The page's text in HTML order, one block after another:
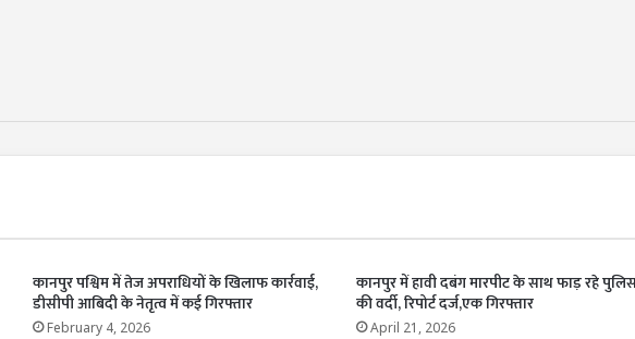
कानपुर पश्विम में तेज अपराधियों के खिलाफ कार्रवाई,
डीसीपी आबिदी के नेतृत्व में कई गिरफ्तार
February 4, 2026
कानपुर में हावी दबंग मारपीट के साथ फाड़ रहे
की वर्दी, रिपोर्ट दर्ज,एक गिरफ्तार
April 21, 2026